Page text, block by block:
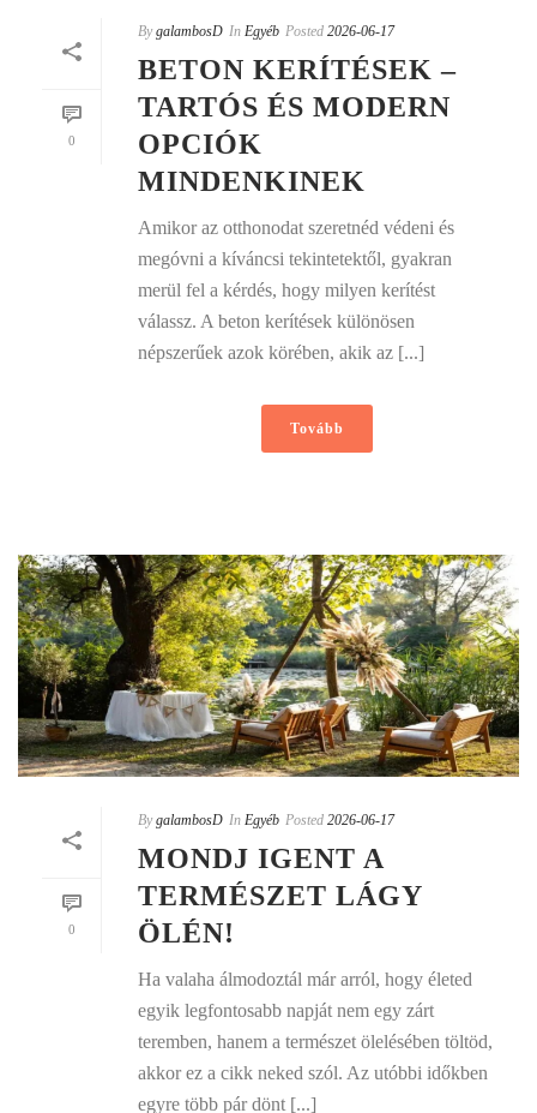
0
By galambosD In Egyéb Posted 2026-06-17
BETON KERÍTÉSEK –
TARTÓS ÉS MODERN
OPCIÓK
MINDENKINEK
Amikor az otthonodat szeretnéd védeni és
megóvni a kíváncsi tekintetektől, gyakran
merül fel a kérdés, hogy milyen kerítést
válassz. A beton kerítések különösen
népszerűek azok körében, akik az [...]
Tovább
0
By galambosD In Egyéb Posted 2026-06-17
MONDJ IGENT A
TERMÉSZET LÁGY
ÖLÉN!
Ha valaha álmodoztál már arról, hogy életed
egyik legfontosabb napját nem egy zárt
teremben, hanem a természet ölelésében töltöd,
akkor ez a cikk neked szól. Az utóbbi időkben
egyre több pár dönt [...]